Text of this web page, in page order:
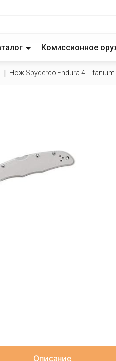
Комиссионное
Нож Spyderco Endura 4
Описание